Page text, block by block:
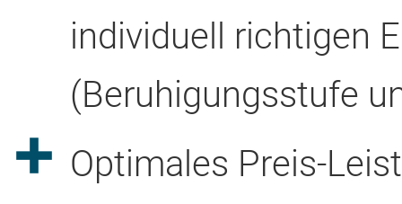
individuell richtigen
(Beruhigungsstufe
Optimales Preis-